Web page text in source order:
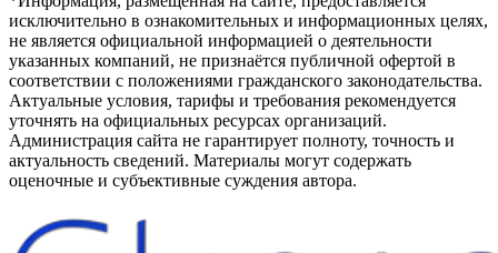
исключительно в ознакомительных и информационных целях,
не является официальной информацией о деятельности
указанных компаний, не признаётся публичной офертой в
соответствии с положениями гражданского законодательства.
Актуальные условия, тарифы и требования рекомендуется
уточнять на официальных ресурсах организаций.
Администрация сайта не гарантирует полноту, точность и
актуальность сведений. Материалы могут содержать
оценочные и субъективные суждения автора.